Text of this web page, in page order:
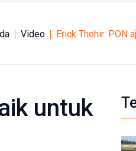
Video Erick Thohir: PON
untuk